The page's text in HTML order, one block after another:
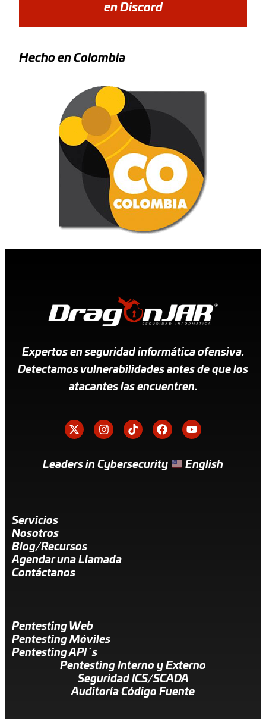
en Discord
Hecho en Colombia
Expertos en seguridad informática ofensiva.
Detectamos vulnerabilidades antes de que los
atacantes las encuentren.
Leaders in Cybersecurity English
Servicios
Nosotros
Blog/Recursos
Agendar una Llamada
Contáctanos
Pentesting Web
Pentesting Móviles
Pentesting API´s
Pentesting Interno y Externo
Seguridad ICS/SCADA
Auditoría Código Fuente